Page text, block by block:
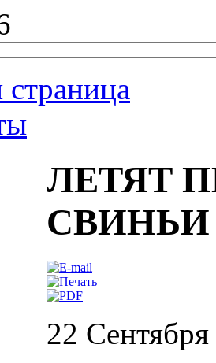
страница
ЛЕТЯТ
СВИНЬИ
22